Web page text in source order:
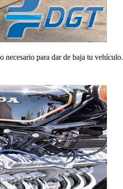
necesario para dar de baja tu vehículo.